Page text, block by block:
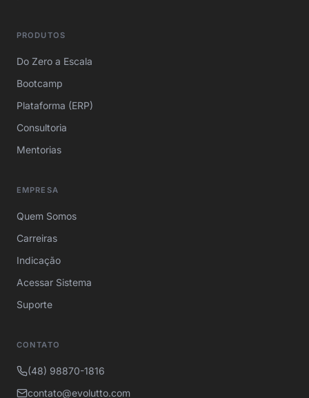
PRODUTOS
Do Zero a Escala
Bootcamp
Plataforma (ERP)
Consultoria
Mentorias
EMPRESA
Quem Somos
Carreiras
Indicação
Acessar Sistema
Suporte
CONTATO
(48) 98870-1816
contato@evolutto.com